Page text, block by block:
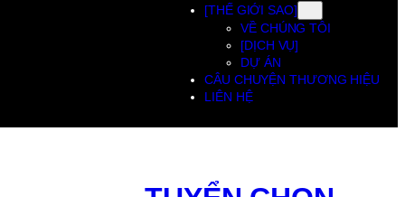
[THẾ GIỚI SAO]
VỀ CHÚNG TÔI
[DỊCH VỤ]
DỰ ÁN
CÂU CHUYỆN THƯƠNG HIỆU
LIÊN HỆ